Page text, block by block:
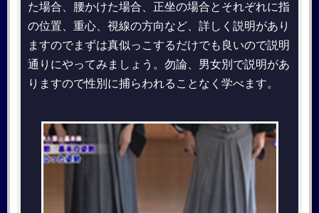
た場合、腰かけた場合、正坐の場合とそれぞれに指
の位置、重心、視線の方向など、詳しく説明があり
ますのでまずは真似っこするだけでも良いので説明
通りにやってみましょう。勿論、男女別で説明があ
りますので性別に捕らわれることなく学べます。